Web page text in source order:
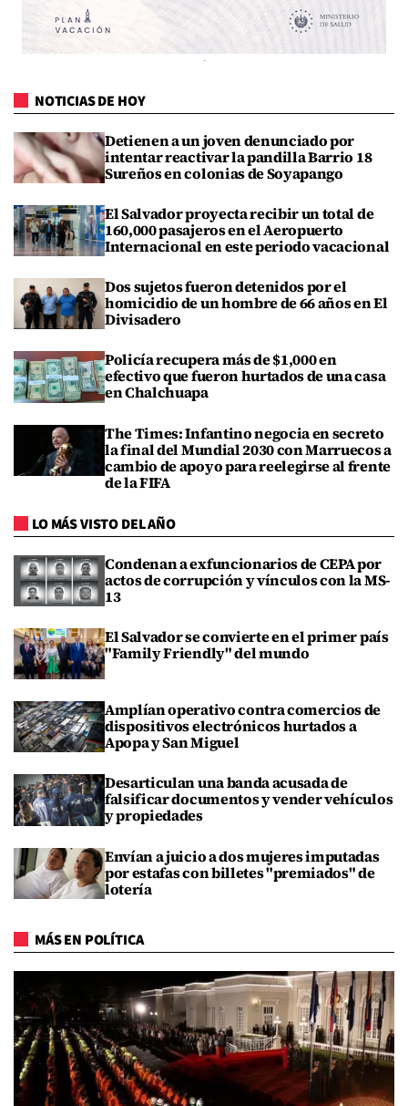
NOTICIAS DE HOY
Detienen a un joven denunciado por
intentar reactivar la pandilla Barrio 18
Sureños en colonias de Soyapango
El Salvador proyecta recibir un total de
160,000 pasajeros en el Aeropuerto
Internacional en este periodo vacacional
Dos sujetos fueron detenidos por el
homicidio de un hombre de 66 años en El
Divisadero
Policía recupera más de $1,000 en
efectivo que fueron hurtados de una casa
en Chalchuapa
The Times: Infantino negocia en secreto
la final del Mundial 2030 con Marruecos a
cambio de apoyo para reelegirse al frente
de la FIFA
LO MÁS VISTO DEL AÑO
Condenan a exfuncionarios de CEPA por
actos de corrupción y vínculos con la MS-
13
El Salvador se convierte en el primer país
"Family Friendly" del mundo
Amplían operativo contra comercios de
dispositivos electrónicos hurtados a
Apopa y San Miguel
Desarticulan una banda acusada de
falsificar documentos y vender vehículos
y propiedades
Envían a juicio a dos mujeres imputadas
por estafas con billetes "premiados" de
lotería
MÁS EN POLÍTICA